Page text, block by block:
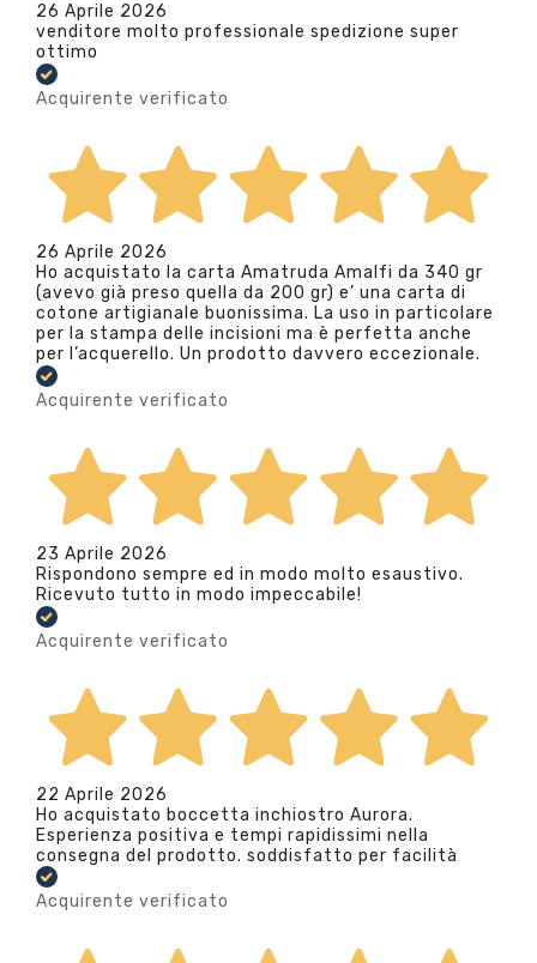
26 Aprile 2026
venditore molto professionale spedizione super
ottimo
Acquirente verificato
26 Aprile 2026
Ho acquistato la carta Amatruda Amalfi da 340 gr
(avevo già preso quella da 200 gr) e’ una carta di
cotone artigianale buonissima. La uso in particolare
per la stampa delle incisioni ma è perfetta anche
per l’acquerello. Un prodotto davvero eccezionale.
Acquirente verificato
23 Aprile 2026
Rispondono sempre ed in modo molto esaustivo.
Ricevuto tutto in modo impeccabile!
Acquirente verificato
22 Aprile 2026
Ho acquistato boccetta inchiostro Aurora.
Esperienza positiva e tempi rapidissimi nella
consegna del prodotto. soddisfatto per facilità
Acquirente verificato